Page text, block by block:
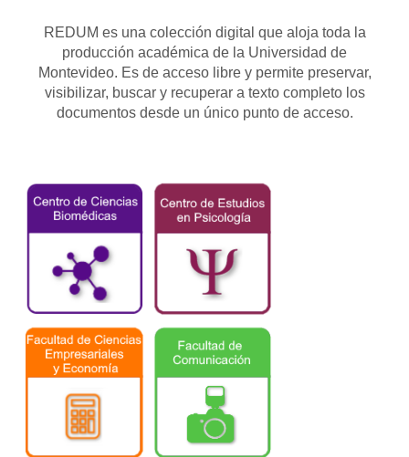
REDUM es una colección digital que aloja toda la
producción académica de la Universidad de
Montevideo. Es de acceso libre y permite preservar,
visibilizar, buscar y recuperar a texto completo los
documentos desde un único punto de acceso.